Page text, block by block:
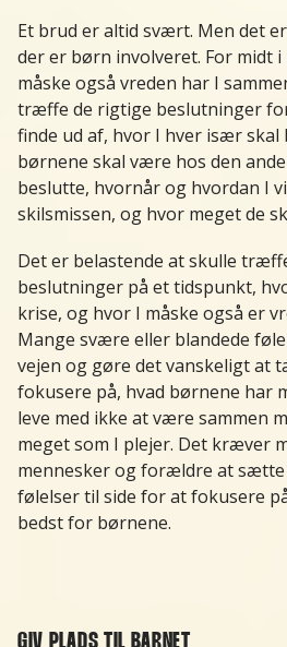
Et brud er altid svært. Men det
der er børn involveret. For midt
måske også vreden har I
træffe de rigtige beslutninger
finde ud af, hvor I hver især skal
børnene skal være hos den
beslutte, hvornår og hvordan I
skilsmissen, og hvor meget de
Det er belastende at skulle
beslutninger på et tidspunkt,
krise, og hvor I måske også er
Mange svære eller blandede
vejen og gøre det vanskeligt at
fokusere på, hvad børnene har
leve med ikke at være sammen
meget som I plejer. Det kræver
mennesker og forældre at
følelser til side for at fokusere
bedst for børnene.